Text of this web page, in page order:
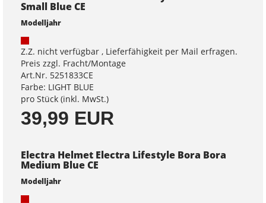
Small Blue CE
Modelljahr
Z.Z. nicht verfügbar , Lieferfähigkeit per Mail erfragen.
Preis zzgl. Fracht/Montage
Art.Nr. 5251833CE
Farbe: LIGHT BLUE
pro Stück (inkl. MwSt.)
39,99 EUR
Electra Helmet Electra Lifestyle Bora Bora
Medium Blue CE
Modelljahr